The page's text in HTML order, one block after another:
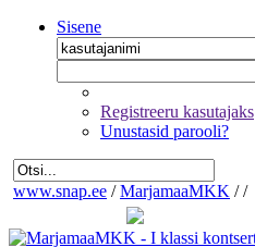
Sisene
Registreeru kasutajaks
Unustasid parooli?
www.snap.ee / MarjamaaMKK / /